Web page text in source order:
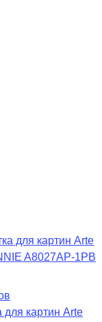
для картин Arte